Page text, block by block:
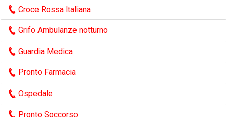
Croce Rossa ltaliana
Grifo Ambulanze notturno
Guardia Medica
Pronto Farmacia
Ospedale
Pronto Soccorso